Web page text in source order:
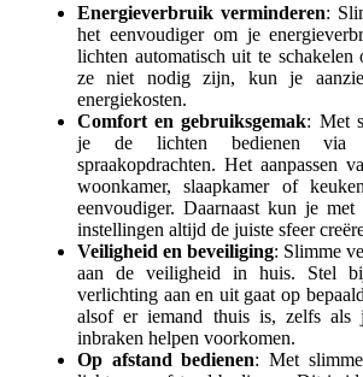
Energieverbruik verminderen:
het eenvoudiger om je
lichten automatisch uit te
ze niet nodig zijn, kun je
energiekosten.
Comfort en gebruiksgemak: Met
je de lichten bedienen via
spraakopdrachten. Het aanpassen
woonkamer, slaapkamer of
eenvoudiger. Daarnaast kun je met
instellingen altijd de juiste sfeer
Veiligheid en beveiliging: Slimme
aan de veiligheid in huis. Stel
verlichting aan en uit gaat op
alsof er iemand thuis is, zelfs
inbraken helpen voorkomen.
Op afstand bedienen: Met